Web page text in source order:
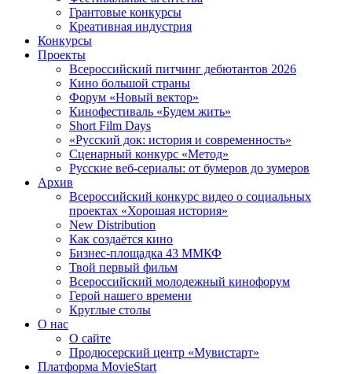
Грантовые конкурсы
Креативная индустрия
Конкурсы
Проекты
Всероссийский питчинг дебютантов 2026
Кино большой страны
Форум «Новый вектор»
Кинофестиваль «Будем жить»
Short Film Days
«Русский док: история и современность»
Сценарный конкурс «Метод»
Русские веб-сериалы: от бумеров до зумеров
Архив
Всероссийский конкурс видео о социальных
проектах «Хорошая история»
New Distribution
Как создаётся кино
Бизнес-площадка 43 ММКФ
Твой первый фильм
Всероссийский молодежный кинофорум
Герой нашего времени
Круглые столы
О нас
О сайте
Продюсерский центр «Мувистарт»
Платформа MovieStart